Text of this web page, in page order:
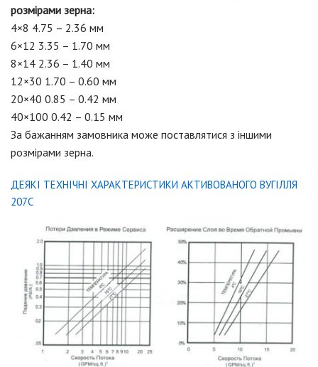
розмірами зерна:
4×8 4.75 – 2.36 мм
6×12 3.35 – 1.70 мм
8×14 2.36 – 1.40 мм
12×30 1.70 – 0.60 мм
20×40 0.85 – 0.42 мм
40×100 0.42 – 0.15 мм
За бажанням замовника може поставлятися з іншими
розмірами зерна.
ДЕЯКІ ТЕХНІЧНІ ХАРАКТЕРИСТИКИ АКТИВОВАНОГО ВУГІЛЛЯ
207С